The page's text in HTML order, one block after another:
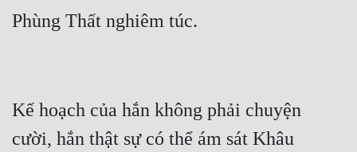
Góc Nhìn Nữ
Huyền Huyễn
Kế hoạch của hắn không phải chuyện
cười, hắn thật sự có thể ám sát Khâu